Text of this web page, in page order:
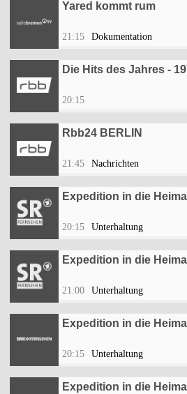
Yared kommt rum
21:15 Dokumentation
Die Hits des Jahres -
20:15
Rbb24 BERLIN
21:45 Nachrichten
Expedition in die
20:15 Unterhaltung
Expedition in die
21:00 Unterhaltung
Expedition in die
20:15 Unterhaltung
Expedition in die